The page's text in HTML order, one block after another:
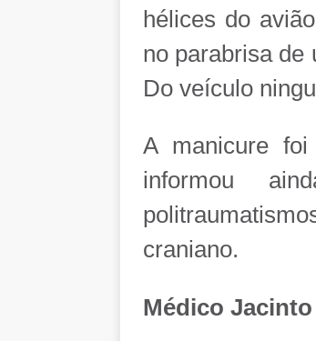
hélices do
no parabrisa de
Do veículo
A manicure
informou
craniano.
Médico